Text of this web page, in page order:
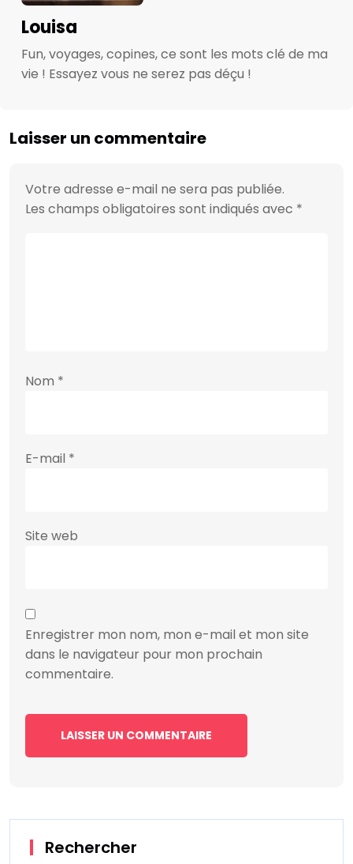
Louisa
Fun, voyages, copines, ce sont les mots clé de ma
vie ! Essayez vous ne serez pas déçu !
Laisser un commentaire
Votre adresse e-mail ne sera pas publiée.
Les champs obligatoires sont indiqués avec *
Nom *
E-mail *
Site web
Enregistrer mon nom, mon e-mail et mon site
dans le navigateur pour mon prochain
commentaire.
Rechercher